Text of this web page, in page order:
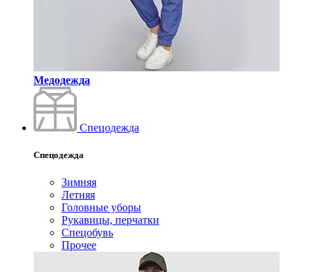
Медодежда
Спецодежда
Спецодежда
Зимняя
Летняя
Головные уборы
Рукавицы, перчатки
Спецобувь
Прочее